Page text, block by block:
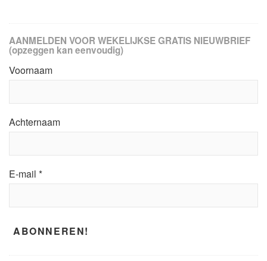
AANMELDEN VOOR WEKELIJKSE GRATIS NIEUWBRIEF
(opzeggen kan eenvoudig)
Voornaam
Achternaam
E-mail *